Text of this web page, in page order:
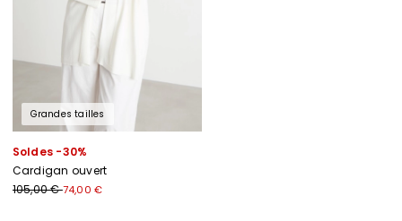
Grandes tailles
Soldes -30%
Cardigan ouvert
105,00 €74,00 €